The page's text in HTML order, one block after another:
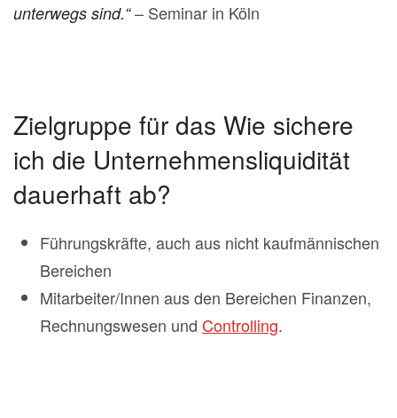
unterwegs sind.“– Seminar in Köln
Zielgruppe für das Wie sichere
ich die Unternehmensliquidität
dauerhaft ab?
Führungskräfte, auch aus nicht kaufmännischen
Bereichen
Mitarbeiter/Innen aus den Bereichen Finanzen,
Rechnungswesen und Controlling.